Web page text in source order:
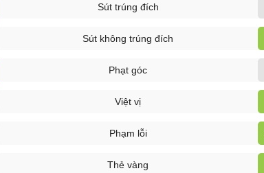
Sút trúng đích
Sút không trúng đích
Phạt góc
Việt vị
Phạm lỗi
Thẻ vàng